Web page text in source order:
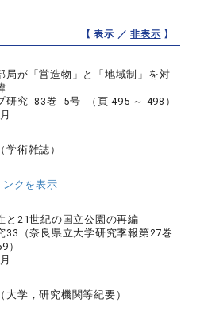
【 表示 ／非表示 】
局が「営造物」と「地域制」を対
研究 83巻 5号 （頁 495 ～ 498）
学術雑誌）
クを表示
と21世紀の国立公園の再編
33（奈良県立大学研究季報第27巻
）
大学，研究機関等紀要）